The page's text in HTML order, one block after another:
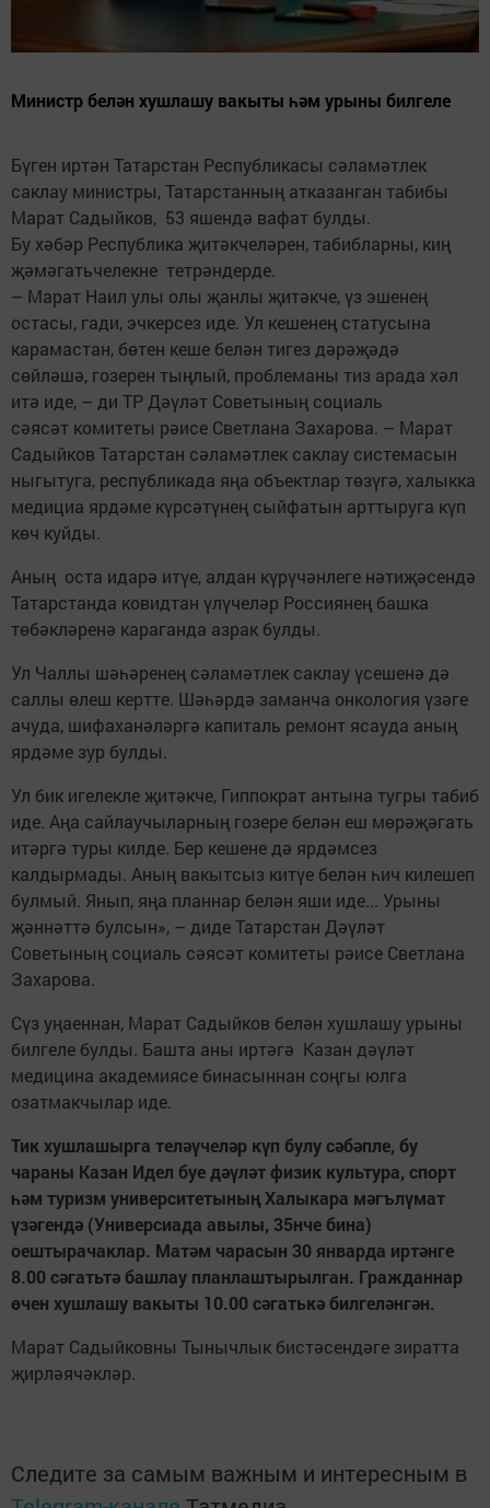
Министр белән хушлашу вакыты һәм урыны билгеле
Бүген иртән Татарстан Республикасы сәламәтлек
саклау министры, Татарстанның атказанган табибы
Марат Садыйков, 53 яшендә вафат булды.
Бу хәбәр Республика җитәкчеләрен, табибларны, киң
җәмәгатьчелекне тетрәндерде.
– Марат Наил улы олы җанлы җитәкче, үз эшенең
остасы, гади, эчкерсез иде. Ул кешенең статусына
карамастан, бөтен кеше белән тигез дәрәҗәдә
сөйләшә, гозерен тыңлый, проблеманы тиз арада хәл
итә иде, – ди ТР Дәүләт Советының социаль
сәясәт комитеты рәисе Светлана Захарова. – Марат
Садыйков Татарстан сәламәтлек саклау системасын
ныгытуга, республикада яңа объектлар төзүгә, халыкка
медициа ярдәме күрсәтүнең сыйфатын арттыруга күп
көч куйды.
Аның оста идарә итүе, алдан күрүчәнлеге нәтиҗәсендә
Татарстанда ковидтан үлүчеләр Россиянең башка
төбәкләренә караганда азрак булды.
Ул Чаллы шәһәренең сәламәтлек саклау үсешенә дә
саллы өлеш кертте. Шәһәрдә заманча онкология үзәге
ачуда, шифаханәләргә капиталь ремонт ясауда аның
ярдәме зур булды.
Ул бик игелекле җитәкче, Гиппократ антына тугры табиб
иде. Аңа сайлаучыларның гозере белән еш мөрәҗәгать
итәргә туры килде. Бер кешене дә ярдәмсез
калдырмады. Аның вакытсыз китүе белән һич килешеп
булмый. Янып, яңа планнар белән яши иде... Урыны
җәннәттә булсын», – диде Татарстан Дәүләт
Советының социаль сәясәт комитеты рәисе Светлана
Захарова.
Сүз уңаеннан, Марат Садыйков белән хушлашу урыны
билгеле булды. Башта аны иртәгә Казан дәүләт
медицина академиясе бинасыннан соңгы юлга
озатмакчылар иде.
Тик хушлашырга теләүчеләр күп булу сәбәпле, бу
чараны Казан Идел буе дәүләт физик культура, спорт
һәм туризм университетының Халыкара мәгълүмат
үзәгендә (Универсиада авылы, 35нче бина)
оештырачаклар. Матәм чарасын 30 январда иртәнге
8.00 сәгатьтә башлау планлаштырылган. Гражданнар
өчен хушлашу вакыты 10.00 сәгатькә билгеләнгән.
Марат Садыйковны Тынычлык бистәсендәге зиратта
җирләячәкләр.
Следите за самым важным и интересным в